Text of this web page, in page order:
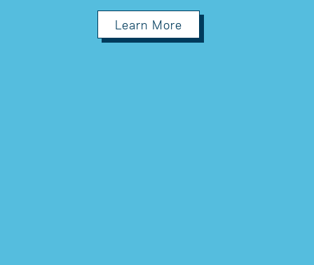
Learn More